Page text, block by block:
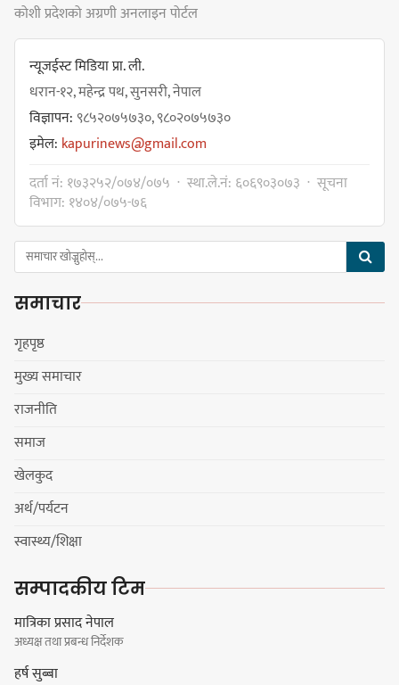
धरान उपमहानगरपालिकाको नगरसभा
चुल्हो निभ्दा ब्युँझन सक्ने आक्रोश
चाम्लिङको चेतावनी
कोशी प्रदेशको अग्रणी अनलाइन पोर्टल
न्यूजईस्ट मिडिया प्रा. ली.
धरान-१२, महेन्द्र पथ, सुनसरी, नेपाल
विज्ञापन:९८५२०७५७३०, ९८०२०७५७३०
इमेल: kapurinews@gmail.com
दर्ता नं: १७३२५२/०७४/०७५ · स्था.ले.नं: ६०६९०३०७३ · सूचना
विभाग: १४०४/०७५-७६
समाचार
गृहपृष्ठ
मुख्य समाचार
राजनीति
समाज
खेलकुद
अर्थ/पर्यटन
स्वास्थ्य/शिक्षा
सम्पादकीय टिम
मात्रिका प्रसाद नेपाल
अध्यक्ष तथा प्रबन्ध निर्देशक
हर्ष सुब्बा